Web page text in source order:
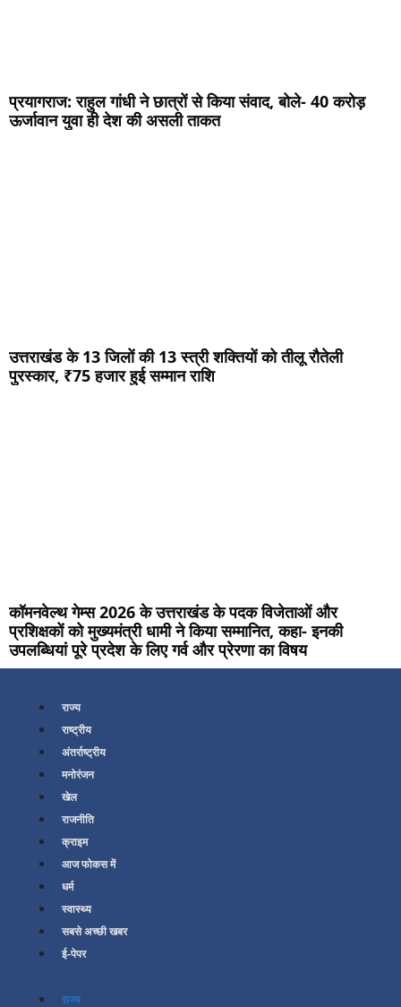
प्रयागराज: राहुल गांधी ने छात्रों से किया संवाद, बोले- 40 करोड़
ऊर्जावान युवा ही देश की असली ताकत
उत्तराखंड के 13 जिलों की 13 स्त्री शक्तियों को तीलू रौतेली
पुरस्कार, ₹75 हजार हुई सम्मान राशि
कॉमनवेल्थ गेम्स 2026 के उत्तराखंड के पदक विजेताओं और
प्रशिक्षकों को मुख्यमंत्री धामी ने किया सम्मानित, कहा- इनकी
उपलब्धियां पूरे प्रदेश के लिए गर्व और प्रेरणा का विषय
राज्य
राष्ट्रीय
अंतर्राष्ट्रीय
मनोरंजन
खेल
राजनीति
क्राइम
आज फोकस में
धर्म
स्वास्थ्य
सबसे अच्छी खबर
ई-पेपर
राज्य